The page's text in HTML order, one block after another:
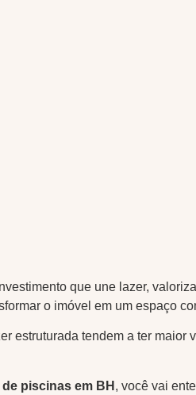
que une lazer,
o imóvel em um espaço
estruturada tendem a ter
piscinas em BH , você vai